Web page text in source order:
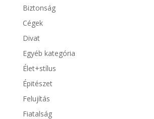
Biztonság
Cégek
Divat
Egyéb kategória
Élet+stílus
Épitészet
Felujítás
Fiatalság